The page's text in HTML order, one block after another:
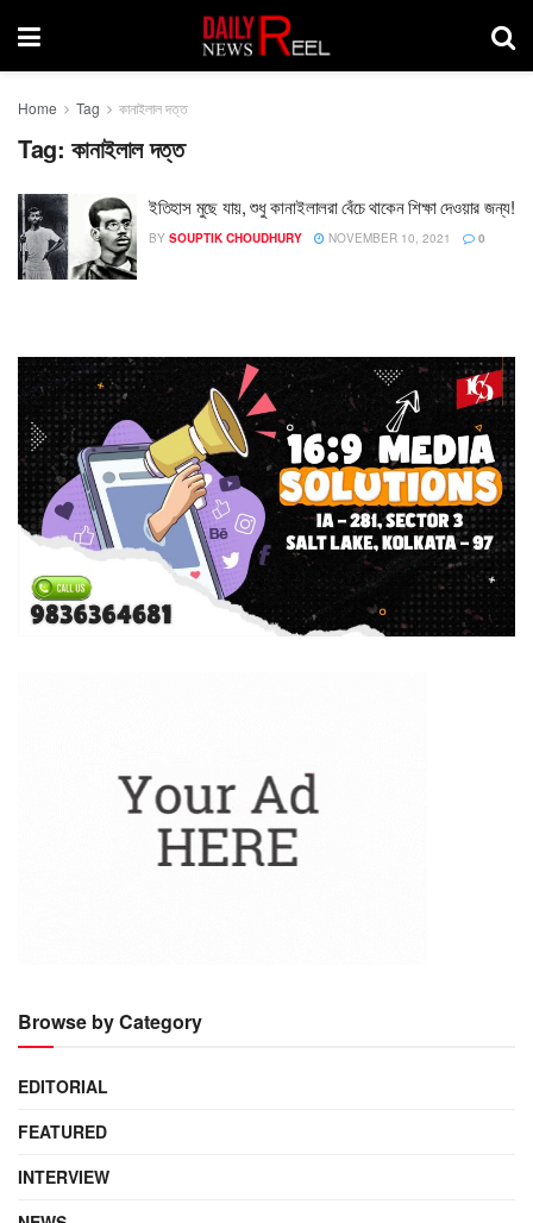
Home Tag কানাইলাল দত্ত
Tag: কানাইলাল দত্ত
ইতিহাস মুছে যায়, শুধু কানাইলালরা বেঁচে থাকেন শিক্ষা দেওয়ার জন্য!
BY SOUPTIK CHOUDHURY NOVEMBER 10, 2021 0
Browse by Category
EDITORIAL
FEATURED
INTERVIEW